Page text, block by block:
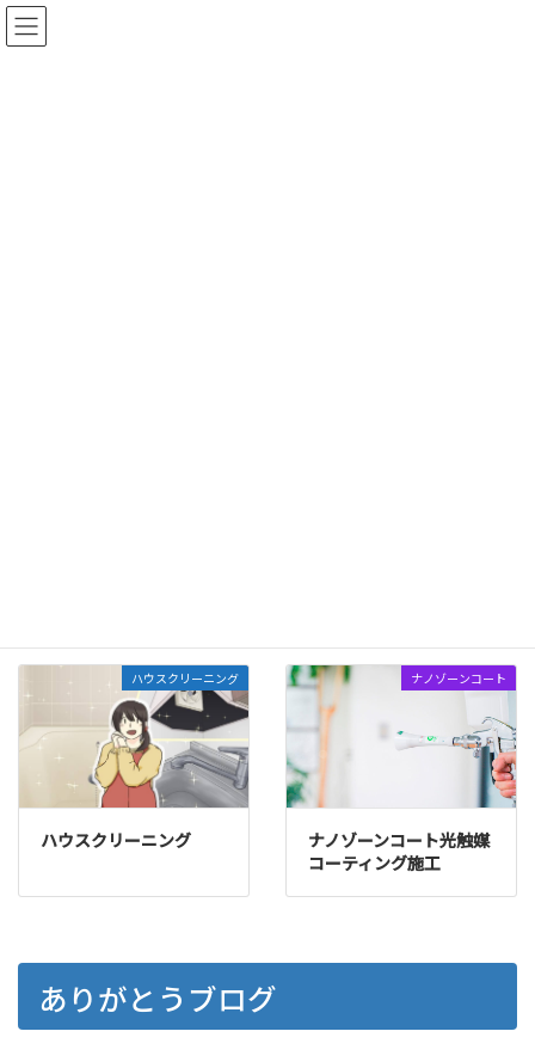
コ
ン
ナ
ビ
ハウスクリーニング
ハウスクリーニング
ナノゾーンコート
ナノゾーンコート光触媒
コーティング施工
ありがとうブログ